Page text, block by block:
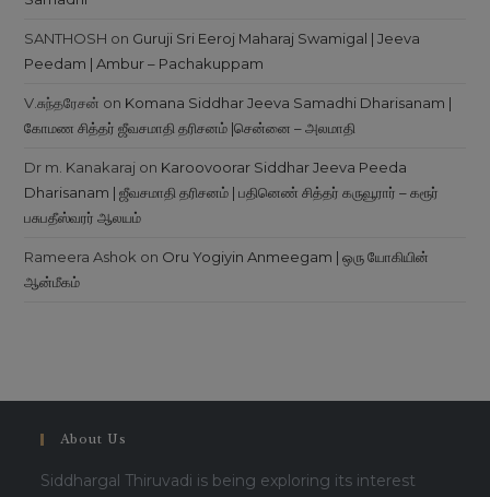
SANTHOSH on Guruji Sri Eeroj Maharaj Swamigal | Jeeva
Peedam | Ambur – Pachakuppam
V.சுந்தரேசன் on Komana Siddhar Jeeva Samadhi Dharisanam |
கோமண சித்தர் ஜீவசமாதி தரிசனம் |சென்னை – அலமாதி
Dr m. Kanakaraj on Karoovoorar Siddhar Jeeva Peeda
Dharisanam | ஜீவசமாதி தரிசனம் | பதினெண் சித்தர் கருவூரார் – கரூர்
பசுபதீஸ்வரர் ஆலயம்
Rameera Ashok on Oru Yogiyin Anmeegam | ஒரு யோகியின்
ஆன்மீகம்
About Us
Siddhargal Thiruvadi is being exploring its interest